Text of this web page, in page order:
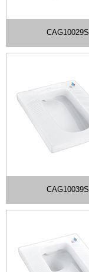
CAG10029S
CAG10039S